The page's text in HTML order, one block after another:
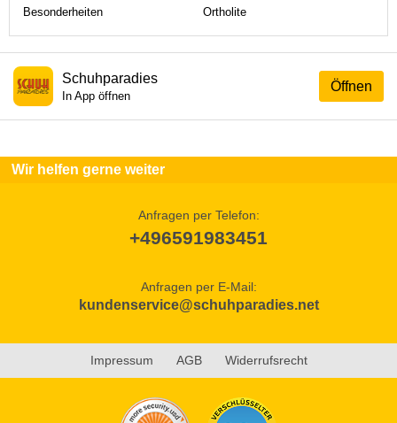
Besonderheiten
Ortholite
Öffnen
Schuhparadies
In App öffnen
Wir helfen gerne weiter
Anfragen per Telefon:
+496591983451
Anfragen per E-Mail:
kundenservice@schuhparadies.net
Impressum AGB Widerrufsrecht